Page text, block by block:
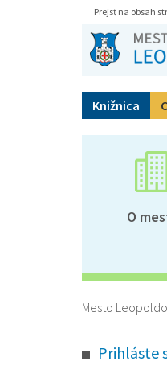
Prejsť na obsah
Knižnica
O
Mesto
Prihláste